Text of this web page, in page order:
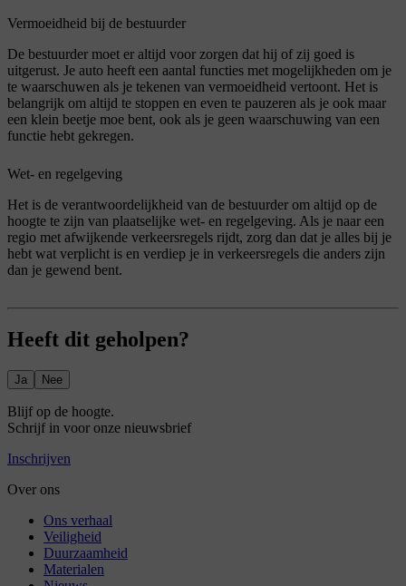
Vermoeidheid bij de bestuurder
De bestuurder moet er altijd voor zorgen dat hij of zij goed is
uitgerust. Je auto heeft een aantal functies met mogelijkheden om je
te waarschuwen als je tekenen van vermoeidheid vertoont. Het is
belangrijk om altijd te stoppen en even te pauzeren als je ook maar
een klein beetje moe bent, ook als je geen waarschuwing van een
functie hebt gekregen.
Wet- en regelgeving
Het is de verantwoordelijkheid van de bestuurder om altijd op de
hoogte te zijn van plaatselijke wet- en regelgeving. Als je naar een
regio met afwijkende verkeersregels rijdt, zorg dan dat je alles bij je
hebt wat verplicht is en verdiep je in verkeersregels die anders zijn
dan je gewend bent.
Heeft dit geholpen?
Ja Nee